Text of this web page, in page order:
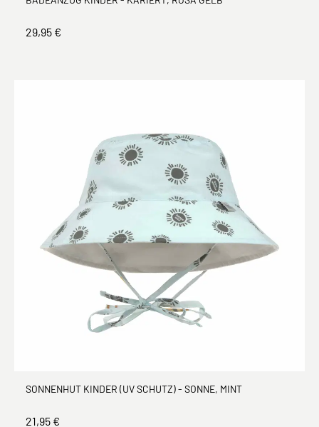
29,95 €
SONNENHUT KINDER (UV SCHUTZ) - SONNE, MINT
21,95 €